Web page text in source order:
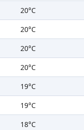
20°C
20°C
20°C
20°C
19°C
19°C
18°C